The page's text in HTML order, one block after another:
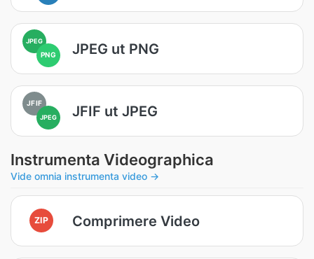
JPEG
PNG JPEG ut PNG
JFIF
JPEG JFIF ut JPEG
Instrumenta Videographica
Vide omnia instrumenta video →
ZIP Comprimere Video